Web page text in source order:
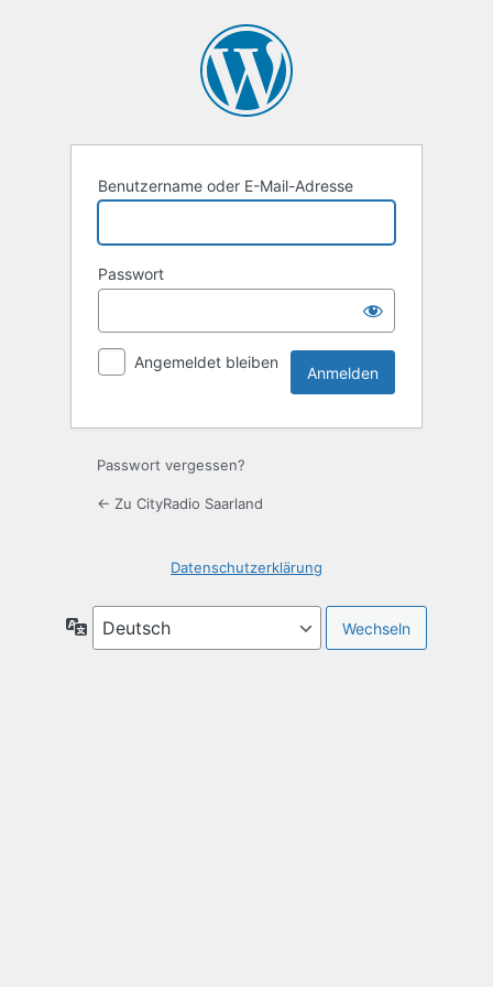
Benutzername oder E-Mail-Adresse
Passwort
Angemeldet bleiben
Passwort vergessen?
← Zu CityRadio Saarland
Datenschutzerklärung
Sprache